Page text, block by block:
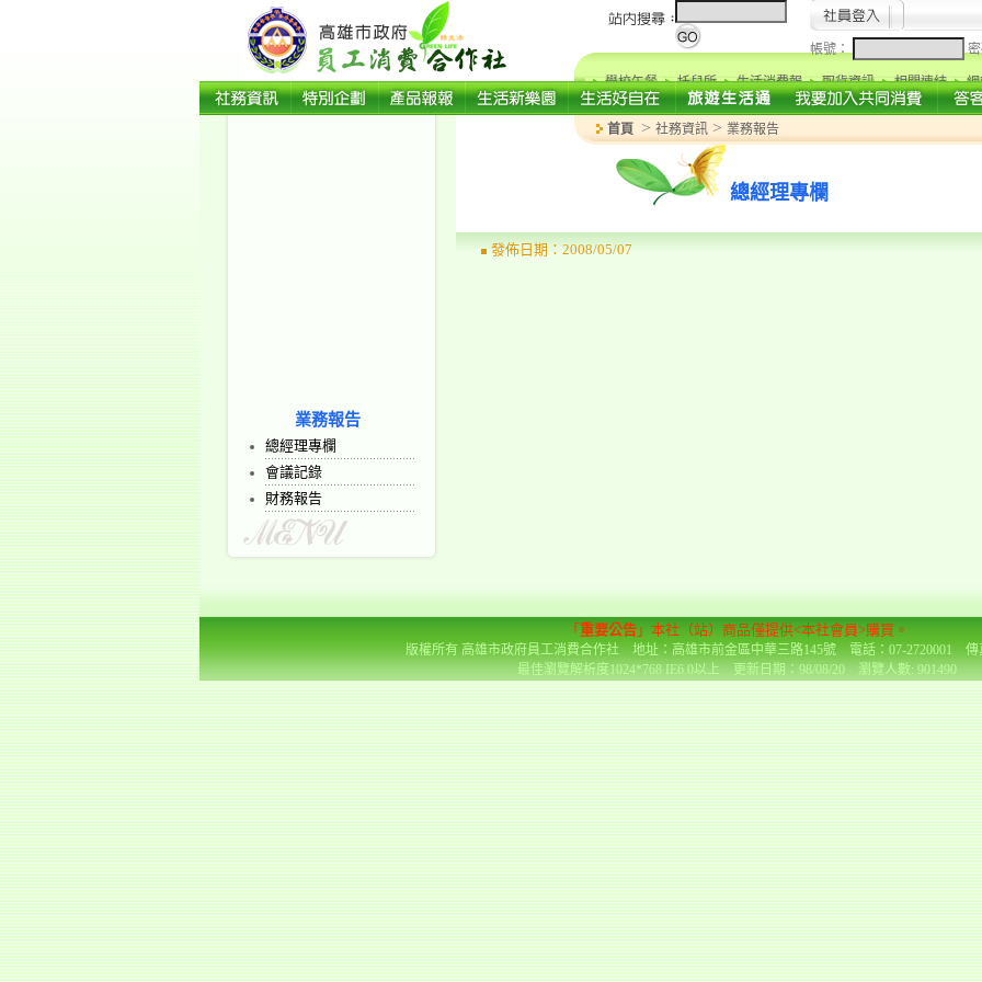
帳號：
學校午餐 托兒所 生活消費報 取貨資訊 相關連結
業務報告
總經理專欄
會議記錄
財務報告
首頁 > 社務資訊 > 業務報告
總經理專欄
發佈日期：2008/05/07
「 重要公告」本社（站）商品僅提供<本社會員>購買。
版權所有 高雄市政府員工消費合作社 地址：高雄市前金區中華三路145號 電話：07-2720001 傳
最佳瀏覽解析度1024*768 IE6.0以上 更新日期：98/08/20 瀏覽人數: 901490